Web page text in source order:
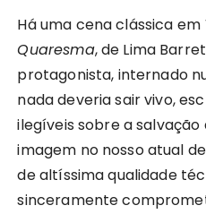
Há uma cena clássica em
Quaresma, de Lima
protagonista, internado
nada deveria sair vivo,
ilegíveis sobre a
imagem no nosso atual
de altíssima qualidade
sinceramente